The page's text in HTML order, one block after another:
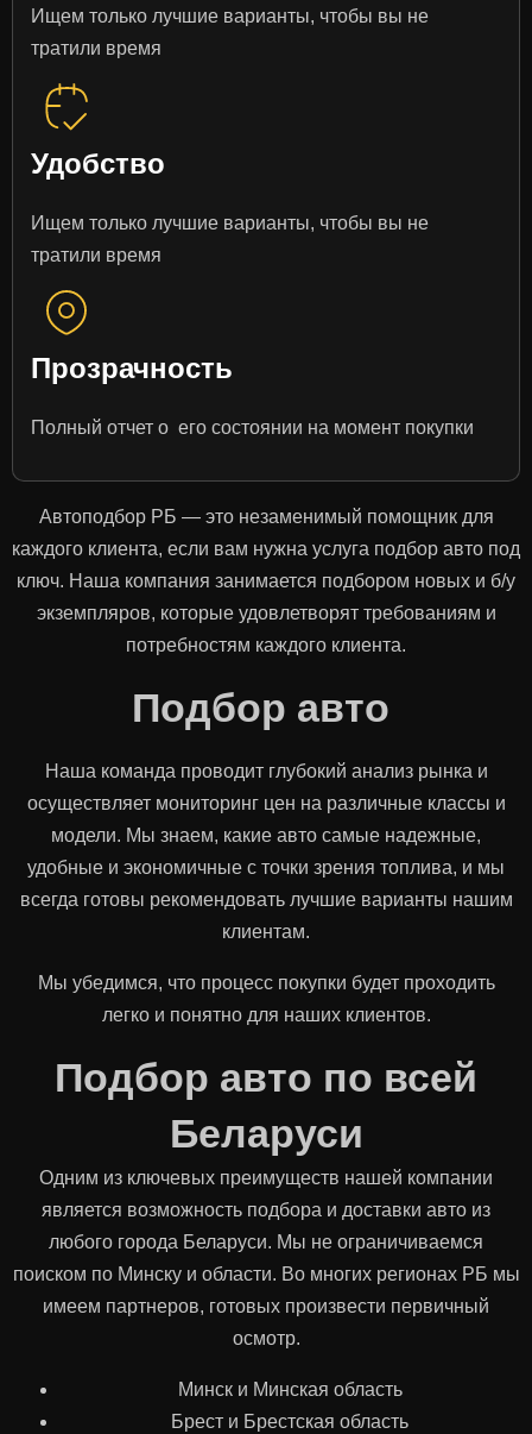
Ищем только лучшие варианты, чтобы вы не
тратили время
Удобство
Ищем только лучшие варианты, чтобы вы не
тратили время
Прозрачность
Полный отчет о его состоянии на момент покупки
Автоподбор РБ — это незаменимый помощник для
каждого клиента, если вам нужна услуга подбор авто под
ключ. Наша компания занимается подбором новых и б/у
экземпляров, которые удовлетворят требованиям и
потребностям каждого клиента.
Подбор авто
Наша команда проводит глубокий анализ рынка и
осуществляет мониторинг цен на различные классы и
модели. Мы знаем, какие авто самые надежные,
удобные и экономичные с точки зрения топлива, и мы
всегда готовы рекомендовать лучшие варианты нашим
клиентам.
Мы убедимся, что процесс покупки будет проходить
легко и понятно для наших клиентов.
Подбор авто по всей
Беларуси
Одним из ключевых преимуществ нашей компании
является возможность подбора и доставки авто из
любого города Беларуси. Мы не ограничиваемся
поиском по Минску и области. Во многих регионах РБ мы
имеем партнеров, готовых произвести первичный
осмотр.
Минск и Минская область
Брест и Брестская область